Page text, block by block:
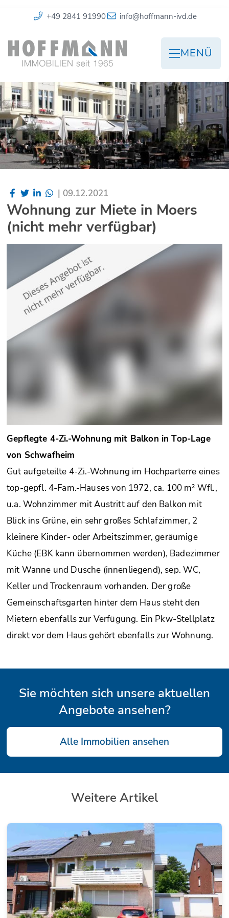
+49 2841 91990 info@hoffmann-ivd.de
MENÜ
| 09.12.2021
Wohnung zur Miete in Moers
(nicht mehr verfügbar)
Gepflegte 4-Zi.-Wohnung mit Balkon in Top-Lage
von Schwafheim
Gut aufgeteilte 4-Zi.-Wohnung im Hochparterre eines
top-gepfl. 4-Fam.-Hauses von 1972, ca. 100 m² Wfl.,
u.a. Wohnzimmer mit Austritt auf den Balkon mit
Blick ins Grüne, ein sehr großes Schlafzimmer, 2
kleinere Kinder- oder Arbeitszimmer, geräumige
Küche (EBK kann übernommen werden), Badezimmer
mit Wanne und Dusche (innenliegend), sep. WC,
Keller und Trockenraum vorhanden. Der große
Gemeinschaftsgarten hinter dem Haus steht den
Mietern ebenfalls zur Verfügung. Ein Pkw-Stellplatz
direkt vor dem Haus gehört ebenfalls zur Wohnung.
Sie möchten sich unsere aktuellen
Angebote ansehen?
Alle Immobilien ansehen
Weitere Artikel